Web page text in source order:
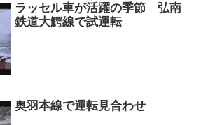
ラッセル車が活躍の季節 弘南
鉄道大鰐線で試運転
奥羽本線で運転見合わせ